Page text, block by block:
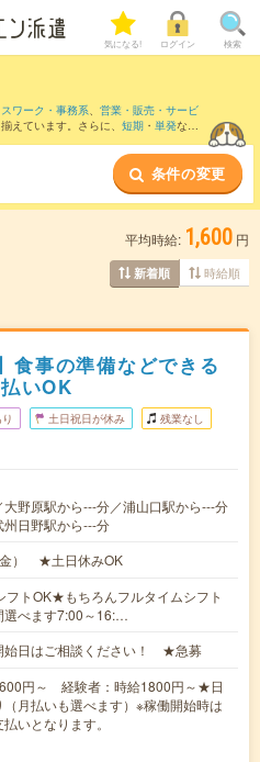
気になる! ログイン 検索
ワーク・事務系、 営業・販売・サービ
えています。さらに、 短期 ・ 単発など
など近隣駅のお仕事も
条件の変更
平均時給: 1,600 円
新着順 時給順
食事の準備などできる
いOK
土日祝日が休み 残業なし
野原駅から---分／浦山口駅から---分
州日野駅から---分
金） ★土日休みOK
トOK★もちろんフルタイムシフト
べます7:00～16:…
始日はご相談ください！ ★急募
円～ 経験者：時給1800円～★日
月払いも選べます）※稼働開始時は
いとなります。